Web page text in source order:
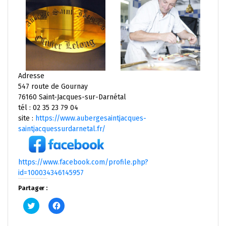
Adresse
547 route de Gournay
76160 Saint-Jacques-sur-Darnétal
tél : 02 35 23 79 04
site : https://www.aubergesaintjacques-
saintjacquessurdarnetal.fr/
https://www.facebook.com/profile.php?
id=100034346145957
Partager :
Cliquez
pour
Cliquez
pour